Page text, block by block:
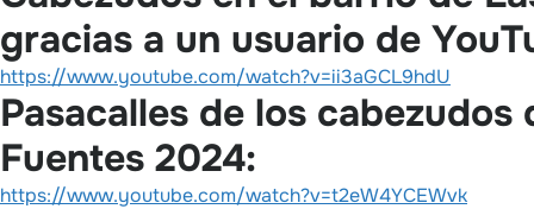
gracias a un usuario de
https://www.youtube.com/watch?v=ii3aGCL9hdU
Pasacalles de los cabezudos
Fuentes 2024:
https://www.youtube.com/watch?v=t2eW4YCEWvk